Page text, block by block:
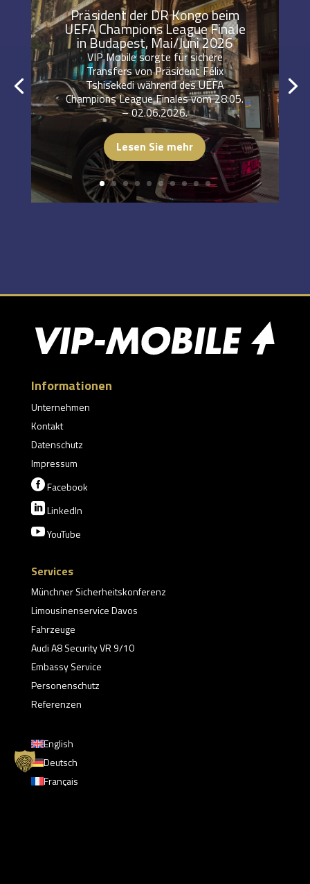
Präsident der DR Kongo beim
UEFA Champions League Finale
in Budapest, Mai/Juni 2026
VIP Mobile sorgte für sichere
Transfers von Präsident Félix
Tshisekedi während des UEFA
Champions League Finales vom 28.05.
– 02.06.2026.
Lesen Sie mehr
Informationen
Unternehmen
Kontakt
Datenschutz
Impressum
Facebook
LinkedIn
YouTube
Services
Münchner Sicherheitskonferenz
Limousinenservice Davos
Fahrzeuge
Audi A8 Security VR 9/10
Embassy Service
Personenschutz
Referenzen
English
Deutsch
Français